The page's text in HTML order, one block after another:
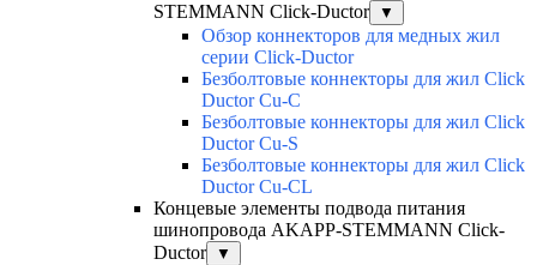
STEMMANN Click-Ductor
▼
Обзор коннекторов для медных жил
серии Click-Ductor
Безболтовые коннекторы для жил Click
Ductor Cu-C
Безболтовые коннекторы для жил Click
Ductor Cu-S
Безболтовые коннекторы для жил Click
Ductor Cu-CL
Концевые элементы подвода питания
шинопровода AKAPP-STEMMANN Click-
Ductor
▼